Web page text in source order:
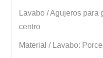
Lavabo / Agujeros para
centro
Material / Lavabo: